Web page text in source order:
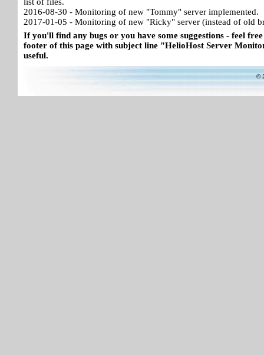
2016-08-30 - Monitoring of new "Tommy" server implemented.
2017-01-05 - Monitoring of new "Ricky" server (instead of old
If you'll find any bugs or you have some suggestions - feel
footer of this page with subject line "HelioHost Server
useful.
©